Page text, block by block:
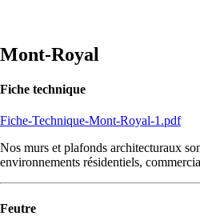
Mont-Royal
Fiche technique
Fiche-Technique-Mont-Royal-1.pdf
Nos murs et plafonds architecturaux
environnements résidentiels,
Feutre